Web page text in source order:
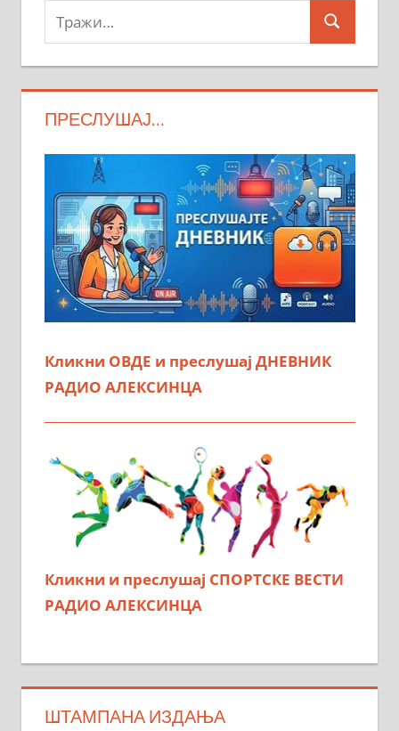
Тражи:
Search
ПРЕСЛУШАЈ…
Кликни ОВДЕ и преслушај ДНЕВНИК
РАДИО АЛЕКСИНЦА
Кликни и преслушај СПОРТСКЕ ВЕСТИ
РАДИО АЛЕКСИНЦА
ШТАМПАНА ИЗДАЊА